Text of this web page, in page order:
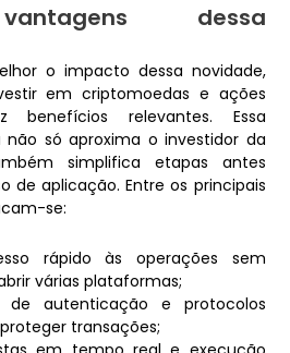
dessa
o impacto dessa novidade,
em criptomoedas e ações
benefícios relevantes. Essa
não só aproxima o investidor da
simplifica etapas antes
de aplicação. Entre os principais
se:
rápido às operações sem
várias plataformas;
de autenticação e protocolos
transações;